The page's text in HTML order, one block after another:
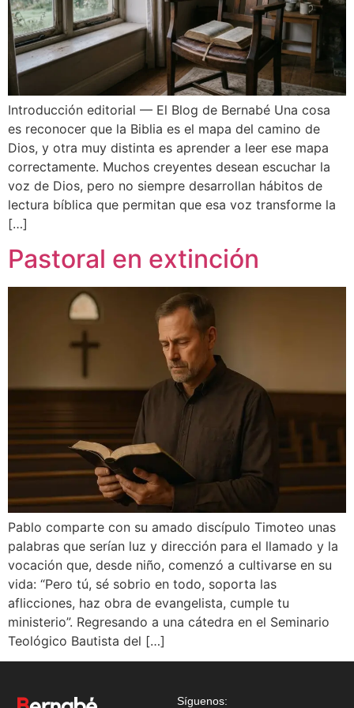
Introducción editorial — El Blog de Bernabé Una cosa
es reconocer que la Biblia es el mapa del camino de
Dios, y otra muy distinta es aprender a leer ese mapa
correctamente. Muchos creyentes desean escuchar la
voz de Dios, pero no siempre desarrollan hábitos de
lectura bíblica que permitan que esa voz transforme la
[…]
Pastoral en extinción
Pablo comparte con su amado discípulo Timoteo unas
palabras que serían luz y dirección para el llamado y la
vocación que, desde niño, comenzó a cultivarse en su
vida: “Pero tú, sé sobrio en todo, soporta las
aflicciones, haz obra de evangelista, cumple tu
ministerio”. Regresando a una cátedra en el Seminario
Teológico Bautista del […]
Síguenos: